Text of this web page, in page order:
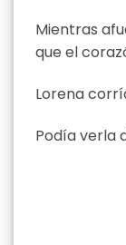
Mientras
que el
Lorena
Podía verla